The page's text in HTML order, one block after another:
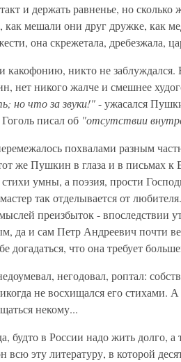
и держать равненье, но
как мешали они друг дружке, как
она скрежетала, дребезжала,
какофонию, никто не заблуждался.
нет никого жалче и смешнее
но что за звуки!"- ужасался
писал об "отсутствии
похвалами разным
же Пушкин в глаза и в письмах к
стихи умны, а поэзия, прости
так отделывается от
преизбыток - впоследствии
да и сам Петр Андреевич почти
догадаться, что она требует
негодовал, роптал:
не восхищался его стихами.
некому...
будто в России надо жить долго,
всю эту литературу, в которой